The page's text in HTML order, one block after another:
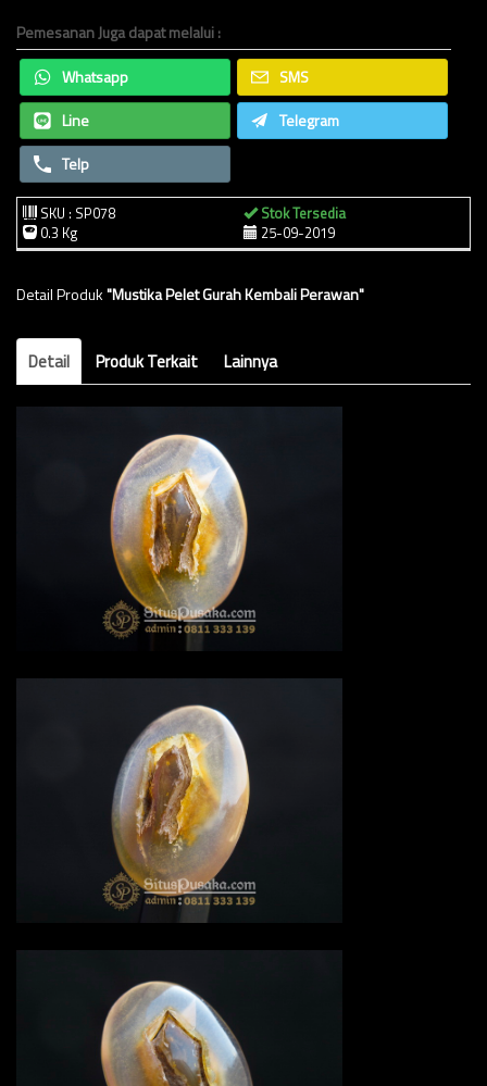
Pemesanan Juga dapat melalui :
Whatsapp
SMS
Line
Telegram
Telp
SKU : SP078
Stok Tersedia
0.3 Kg
25-09-2019
Detail Produk"Mustika Pelet Gurah Kembali Perawan"
Detail Produk Terkait Lainnya